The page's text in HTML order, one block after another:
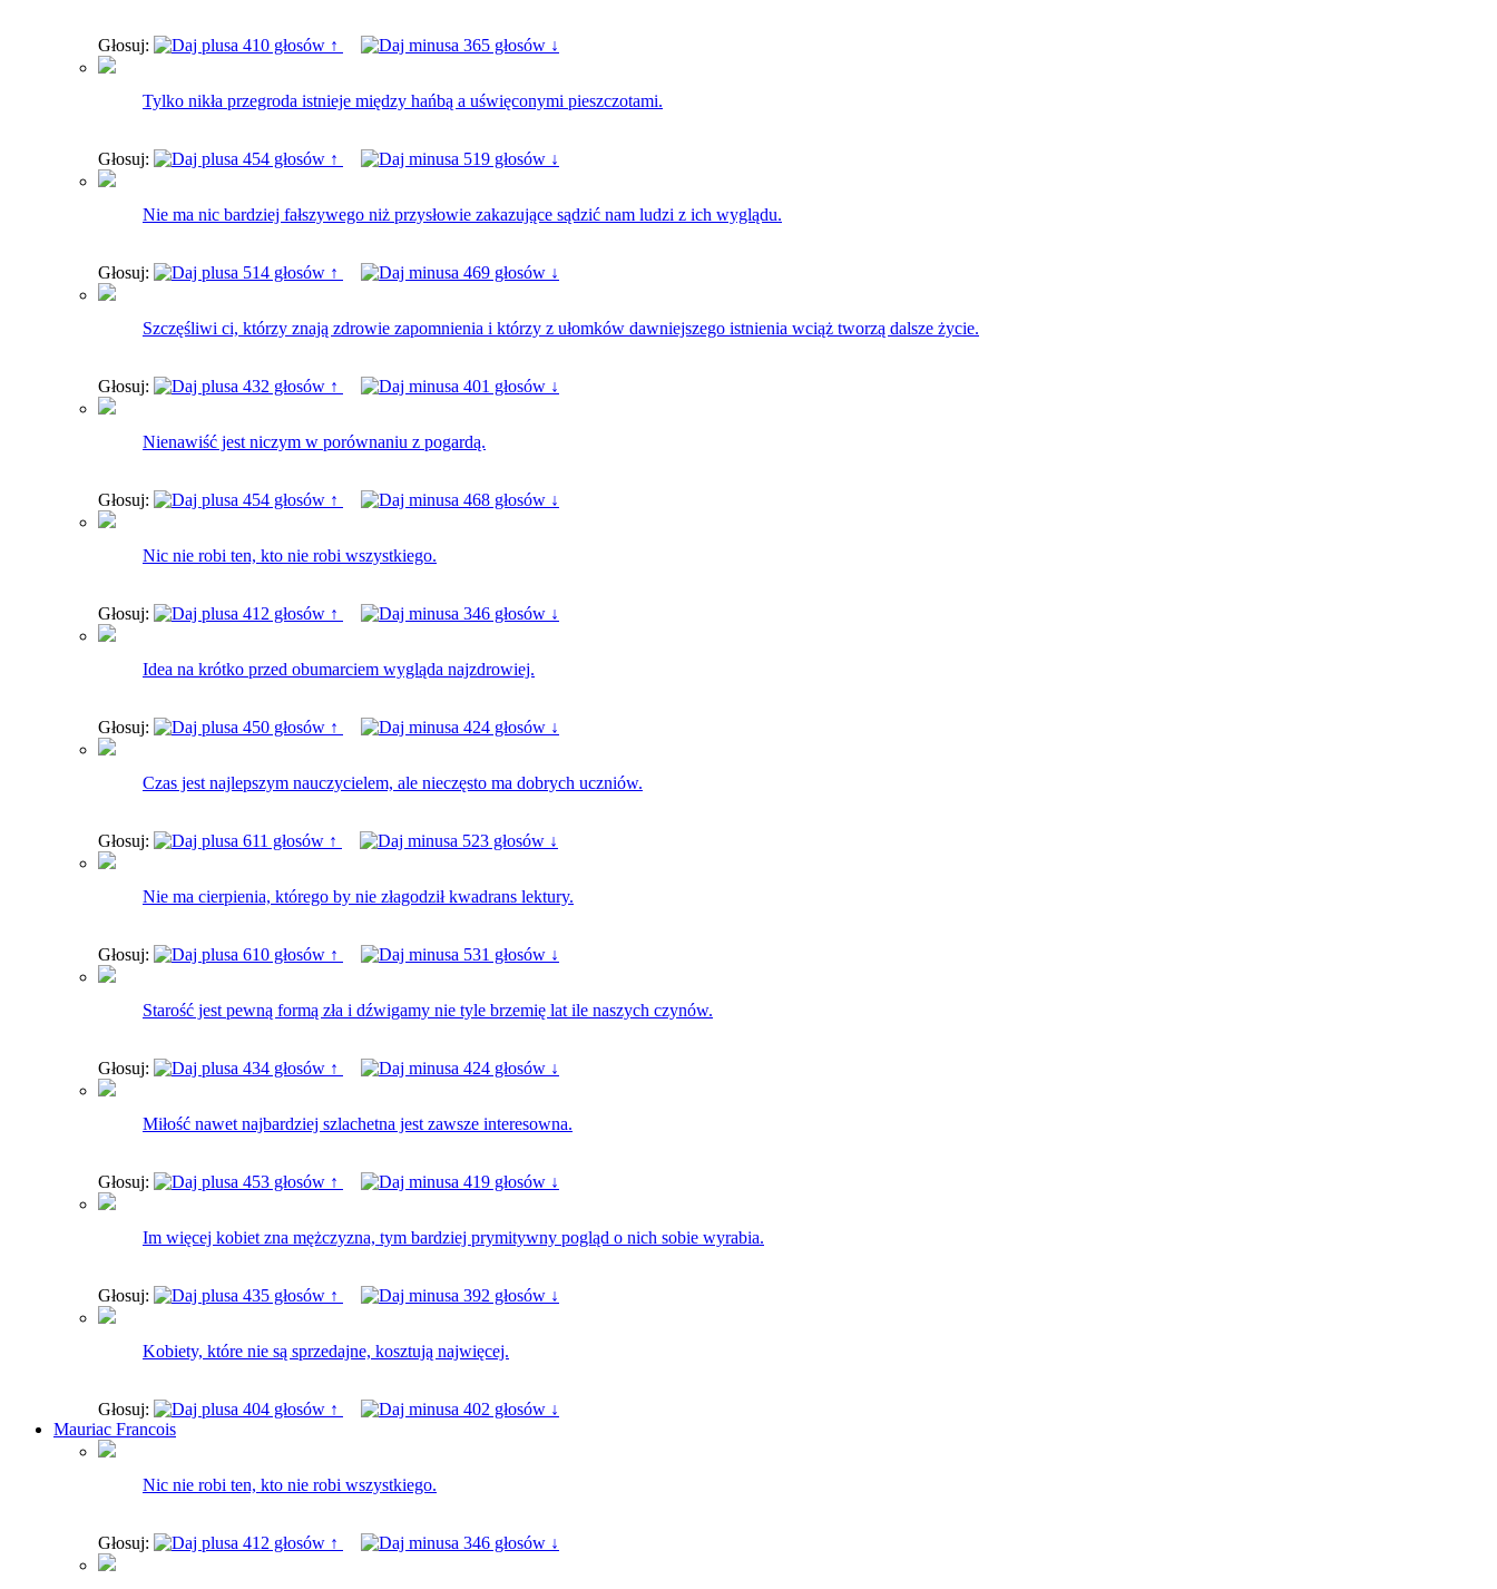
Głosuj: 410 głosów ↑ 365 głosów ↓
Tylko nikła przegroda istnieje między hańbą a uświęconymi pieszczotami.
Głosuj: 454 głosów ↑ 519 głosów ↓
Nie ma nic bardziej fałszywego niż przysłowie zakazujące sądzić nam ludzi z ich wyglądu.
Głosuj: 514 głosów ↑ 469 głosów ↓
Szczęśliwi ci, którzy znają zdrowie zapomnienia i którzy z ułomków dawniejszego istnienia wciąż tworzą dalsze życie.
Głosuj: 432 głosów ↑ 401 głosów ↓
Nienawiść jest niczym w porównaniu z pogardą.
Głosuj: 454 głosów ↑ 468 głosów ↓
Nic nie robi ten, kto nie robi wszystkiego.
Głosuj: 412 głosów ↑ 346 głosów ↓
Idea na krótko przed obumarciem wygląda najzdrowiej.
Głosuj: 450 głosów ↑ 424 głosów ↓
Czas jest najlepszym nauczycielem, ale nieczęsto ma dobrych uczniów.
Głosuj: 611 głosów ↑ 523 głosów ↓
Nie ma cierpienia, którego by nie złagodził kwadrans lektury.
Głosuj: 610 głosów ↑ 531 głosów ↓
Starość jest pewną formą zła i dźwigamy nie tyle brzemię lat ile naszych czynów.
Głosuj: 434 głosów ↑ 424 głosów ↓
Miłość nawet najbardziej szlachetna jest zawsze interesowna.
Głosuj: 453 głosów ↑ 419 głosów ↓
Im więcej kobiet zna mężczyzna, tym bardziej prymitywny pogląd o nich sobie wyrabia.
Głosuj: 435 głosów ↑ 392 głosów ↓
Kobiety, które nie są sprzedajne, kosztują najwięcej.
Głosuj: 404 głosów ↑
402 głosów ↓
Mauriac Francois
Nic nie robi ten, kto nie robi wszystkiego.
Głosuj: 412 głosów ↑ 346 głosów ↓